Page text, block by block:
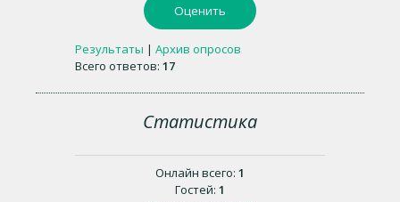
Результаты | Архив опросов
Всего ответов: 17
Статистика
Онлайн всего: 1
Гостей: 1